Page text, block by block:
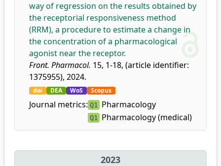
way of regression on the results obtained by
the receptorial responsiveness method
(RRM), a procedure to estimate a change in
the concentration of a pharmacological
agonist near the receptor.
Front. Pharmacol. 15, 1-18, (article identifier:
1375955), 2024.
doi DEA WoS Scopus
Journal metrics: Q1 Pharmacology
Q1 Pharmacology (medical)
2023